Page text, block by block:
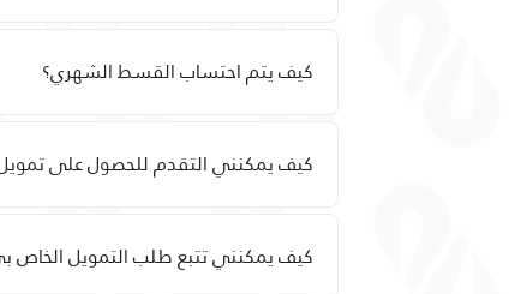
كيف يتم احتساب القسط الشهري؟
كيف يمكنني التقدم للحصول على
كيف يمكنني تتبع طلب التمويل الخاص